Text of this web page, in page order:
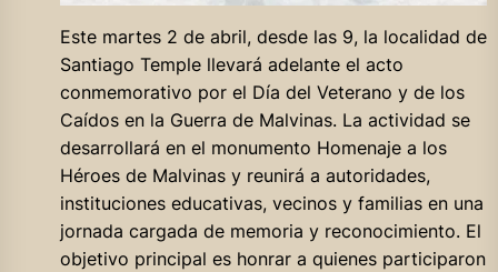
Este martes 2 de abril, desde las 9, la localidad de
Santiago Temple llevará adelante el acto
conmemorativo por el Día del Veterano y de los
Caídos en la Guerra de Malvinas. La actividad se
desarrollará en el monumento Homenaje a los
Héroes de Malvinas y reunirá a autoridades,
instituciones educativas, vecinos y familias en una
jornada cargada de memoria y reconocimiento. El
objetivo principal es honrar a quienes participaron